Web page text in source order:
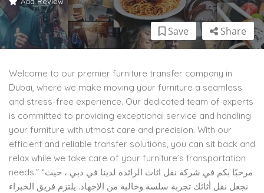
Share
Save
Welcome to our premier furniture transfer company in
Dubai, where we make moving your furniture a seamless
and stress-free experience. Our dedicated team of experts
is committed to providing exceptional service and handling
your furniture with utmost care and precision. With our
efficient and reliable transfer solutions, you can sit back and
relax while we take care of your furniture’s transportation
needs.” “مرحبًا بكم في شركة نقل اثاث الرائدة لدينا في دبي ، حيث
نجعل نقل أثاثك تجربة سلسة وخالية من الإجهاد. يلتزم فريق الخبراء